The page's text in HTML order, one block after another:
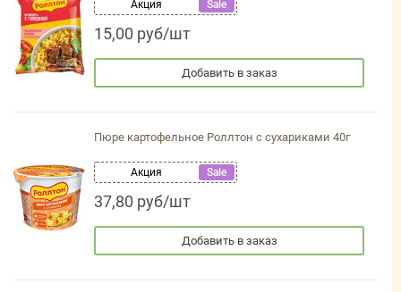
Акция Sale
15,00 руб/шт
Добавить в заказ
Пюре картофельное Роллтон с сухариками 40г
Акция Sale
37,80 руб/шт
Добавить в заказ